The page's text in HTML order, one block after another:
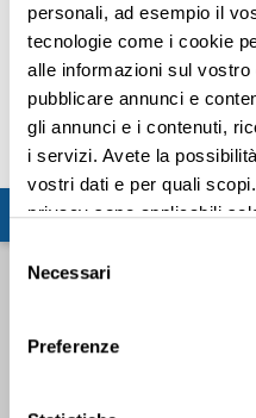
personali, ad esempio il
tecnologie come i cookie
alle informazioni sul
pubblicare annunci e
gli annunci e i contenuti,
i servizi. Avete la
vostri dati e per quali
privacy sono applicabili
modificare o revocare il
momento dalla
e imposta le tue preferenze
Selezione
delNecessari
Preferenze
Monovolume e
Veicoli con
Tutte le categorie
0 Risultati di ricerca per
selezionata